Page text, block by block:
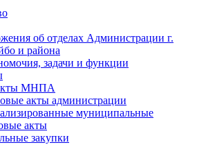
об отделах Администрации г.
и района
задачи и функции
МНПА
акты администрации
муниципальные
акты
закупки